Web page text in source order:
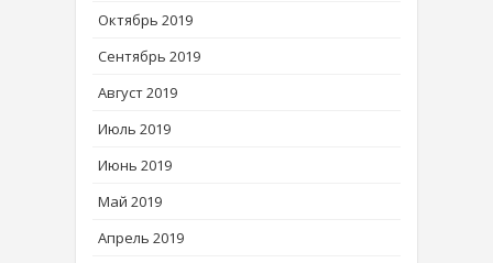
Октябрь 2019
Сентябрь 2019
Август 2019
Июль 2019
Июнь 2019
Май 2019
Апрель 2019